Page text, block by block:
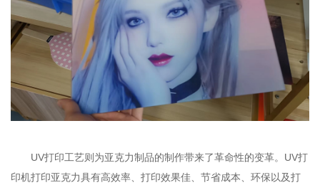
UV打印工艺则为亚克力制品的制作带来了革命性的变革。UV打
印机打印亚克力具有高效率、打印效果佳、节省成本、环保以及打